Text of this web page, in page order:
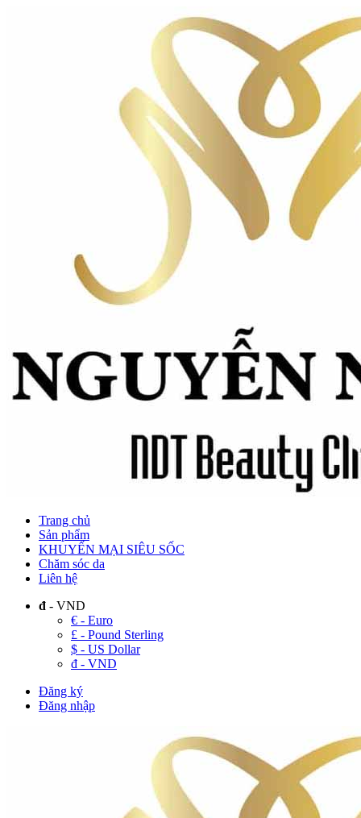
Trang chủ
Sản phẩm
KHUYẾN MẠI SIÊU SỐC
Chăm sóc da
Liên hệ
đ - VND
€ - Euro
£ - Pound Sterling
$ - US Dollar
đ - VND
Đăng ký
Đăng nhập